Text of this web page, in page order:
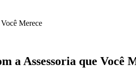
Merece
a Assessoria que Você